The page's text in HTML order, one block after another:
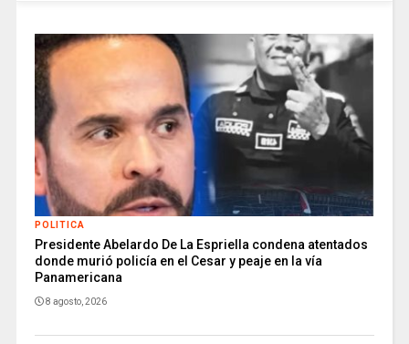
POLITICA
Presidente Abelardo De La Espriella condena atentados
donde murió policía en el Cesar y peaje en la vía
Panamericana
8 agosto, 2026